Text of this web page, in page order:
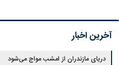
آخرین اخبار
دریای مازندران از امشب مواج می‌شود